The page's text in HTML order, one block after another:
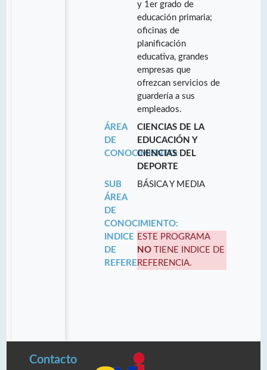
y 1er grado de
educación primaria;
oficinas de
planificación
educativa, grandes
empresas que
ofrezcan servicios de
guardería a sus
empleados.
ÁREA
DE
CONOCIMIENTO:
CIENCIAS DE LA
EDUCACIÓN Y
CIENCIAS DEL
DEPORTE
SUB
ÁREA
DE
CONOCIMIENTO:
BÁSICA Y MEDIA
INDICE
DE
REFERENCIA:
ESTE PROGRAMA
NO TIENE INDICE DE
REFERENCIA.
Contacto